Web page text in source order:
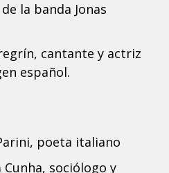
la banda Jonas
cantante y actriz
español.
poeta italiano
Cunha, sociólogo y